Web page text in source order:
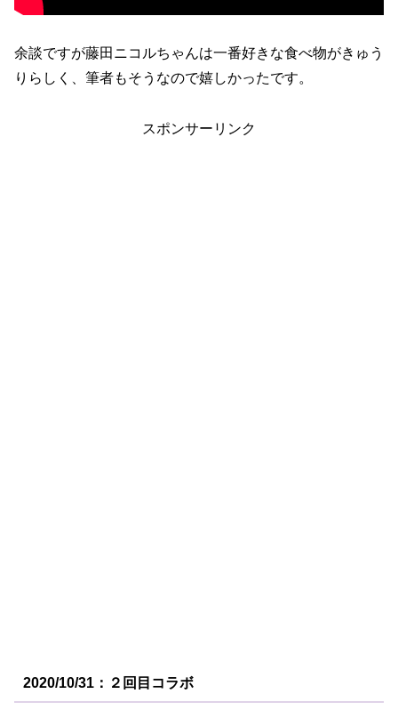
余談ですが藤田ニコルちゃんは一番好きな食べ物がきゅう
りらしく、筆者もそうなので嬉しかったです。
スポンサーリンク
2020/10/31：２回目コラボ